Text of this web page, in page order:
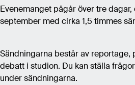
Evenemanget pågår över tre
september med cirka 1,5 timmes
Sändningarna består av reportage,
debatt i studion. Du kan ställa
under sändningarna.